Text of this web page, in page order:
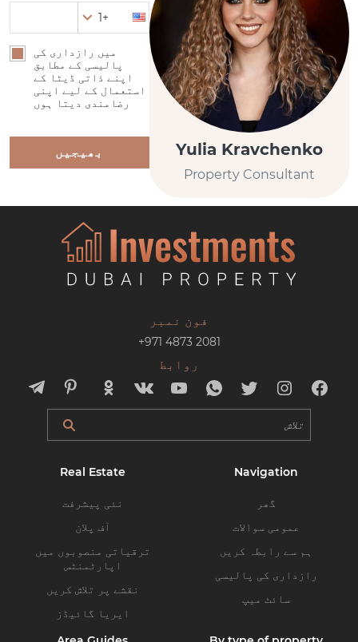
Yulia Kravchenko
Property Consultant
+1
میں رازداری کی
پالیسی کے مطابق
اپنے ذاتی ڈیٹا کے
استعمال کے لیے اپنی
رضامندی دیتا ہوں
بھیجیں
فون نمبر
+971 4873 2081
روابط
Navigation
گھر
عمومی سوالات
ہم سے رابطہ کریں
رازداری کی پالیسی
سائٹ میپ
Real Estate
نئی پیشرفت
آف پلان
ترقیاتی منصوبوں میں
اپارٹمنٹس
نقشے پر تلاش کریں
ایریا گائیڈز